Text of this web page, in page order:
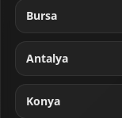
Bursa
Antalya
Konya